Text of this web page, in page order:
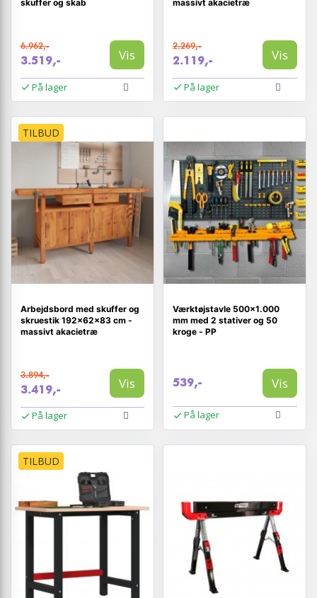
skuffer og skab
6.962,-
3.519,- Vis
På lager
massivt akacietræ
2.269,-
2.119,- Vis
På lager
TILBUD
Arbejdsbord med skuffer og
skruestik 192×62×83 cm -
massivt akacietræ
3.894,-
3.419,- Vis
På lager
Værktøjstavle 500×1.000
mm med 2 stativer og 50
kroge - PP
539,- Vis
På lager
TILBUD